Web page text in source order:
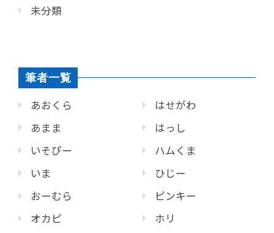
未分類
筆者一覧
あおくら
あまま
いそぴー
いま
おーむら
オカピ
はせがわ
はっし
ハムくま
ひじー
ピンキー
ホリ